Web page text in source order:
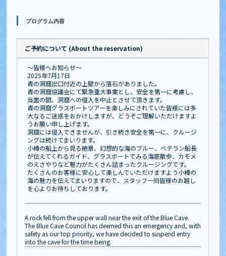
プログラム内容
ご予約について (About the reservation)
～皆様へお知らせ～
2025年7月17日
青の洞窟出口付近の上壁から落石がありました。
青の洞窟協議会にて緊急重大事案とし、安全を第一に考慮し、
当面の間、洞窟への侵入を中止とさせて頂きます。
青の洞窟グラスボートツアーを楽しみにされていた皆様には多
大なるご迷惑をおかけしますが、どうぞご理解いただけますよ
うお願い申し上げます。
洞窟には侵入できませんが、引き続き安全を第一に、クルージ
ングは続けてまいります。
小樽の船上から見る絶景、幻想的な海のブルー、ベテラン船長
が伝えてくれるガイド、グラスボートでみる海底散歩、カモメ
のえさやりなど魅力がたくさん詰まったクルージングです。
たくさんのお客様に安心して楽しんでいただけますよう小樽の
海の魅力を伝えてまいりますので、スタッフ一同皆様のお越し
を心よりお待ちしております。
A rock fell from the upper wall near the exit of the Blue Cave.
The Blue Cave Council has deemed this an emergency and, with
safety as our top priority, we have decided to suspend entry
into the cave for the time being.